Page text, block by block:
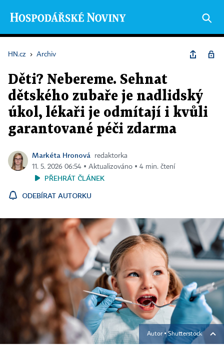
HN.cz › Archiv
Děti? Nebereme. Sehnat
dětského zubaře je nadlidský
úkol, lékaři je odmítají i kvůli
garantované péči zdarma
Markéta Hronová
redaktorka
11. 5. 2026 06:54 ▪ Aktualizováno ▪ 4 min. čtení
PŘEHRÁT ČLÁNEK
ODEBÍRAT AUTORKU
Autor ▪Shutterstock